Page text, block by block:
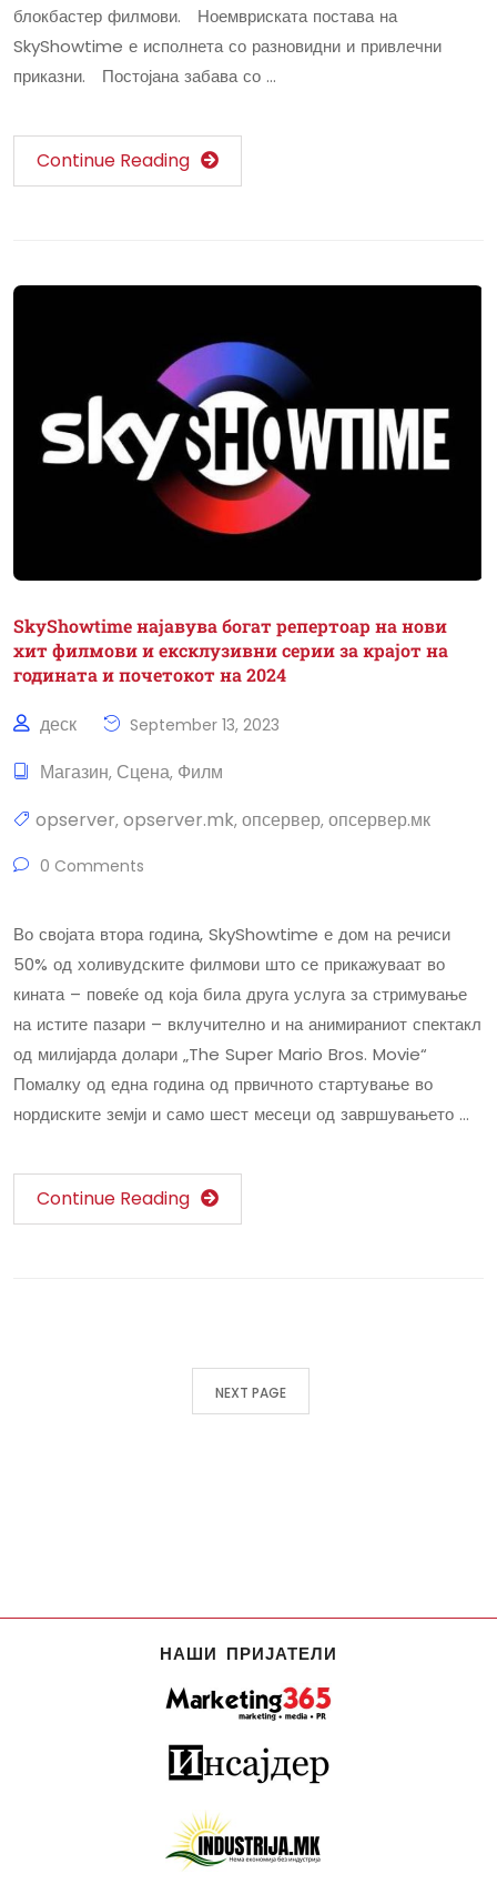
блокбастер филмови. Ноемвриската постава на
SkyShowtime е исполнета со разновидни и привлечни
приказни. Постојана забава со …
Continue Reading
SkyShowtime најавува богат репертоар на нови
хит филмови и ексклузивни серии за крајот на
годината и почетокот на 2024
деск September 13, 2023
Магазин, Сцена, Филм
opserver, opserver.mk, опсервер, опсервер.мк
0 Comments
Во својата втора година, SkyShowtime е дом на речиси
50% од холивудските филмови што се прикажуваат во
кината – повеќе од која била друга услуга за стримување
на истите пазари – вклучително и на анимираниот спектакл
од милијарда долари „The Super Mario Bros. Movie“
Помалку од една година од првичното стартување во
нордиските земји и само шест месеци од завршувањето …
Continue Reading
NEXT PAGE
НАШИ ПРИЈАТЕЛИ